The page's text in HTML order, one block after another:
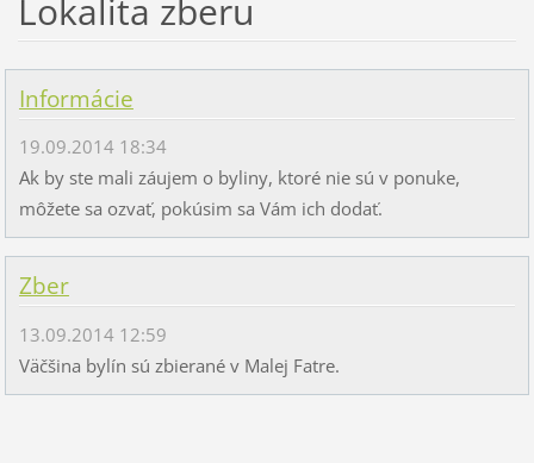
Lokalita zberu
Informácie
19.09.2014 18:34
Ak by ste mali záujem o byliny, ktoré nie sú v ponuke,
môžete sa ozvať, pokúsim sa Vám ich dodať.
Zber
13.09.2014 12:59
Väčšina bylín sú zbierané v Malej Fatre.